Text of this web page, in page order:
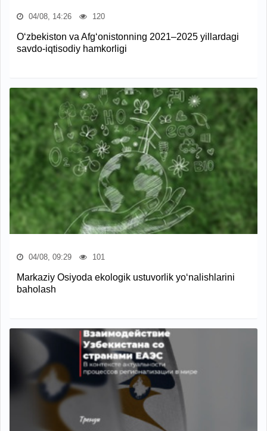
04/08, 14:26 120
O‘zbekiston va Afg‘onistonning 2021–2025 yillardagi
savdo-iqtisodiy hamkorligi
04/08, 09:29 101
Markaziy Osiyoda ekologik ustuvorlik yo‘nalishlarini
baholash